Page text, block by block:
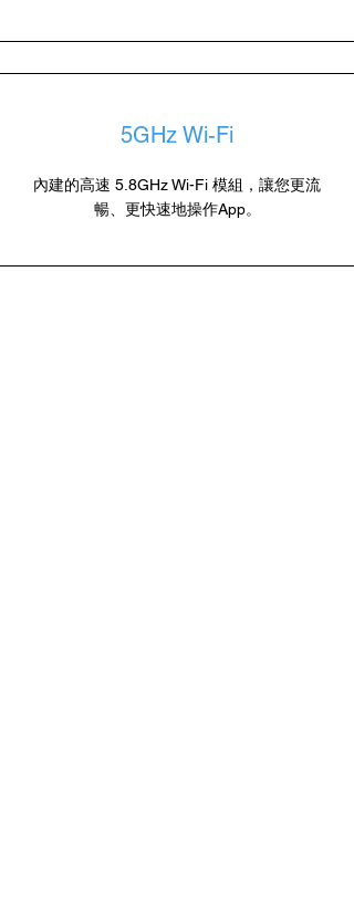
5GHz Wi-Fi
內建的高速 5.8GHz Wi-Fi 模組，讓您更流
暢、更快速地操作App。